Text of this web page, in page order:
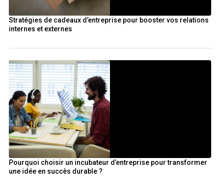
Stratégies de cadeaux d’entreprise pour booster vos relations
internes et externes
Pourquoi choisir un incubateur d’entreprise pour transformer
une idée en succès durable ?